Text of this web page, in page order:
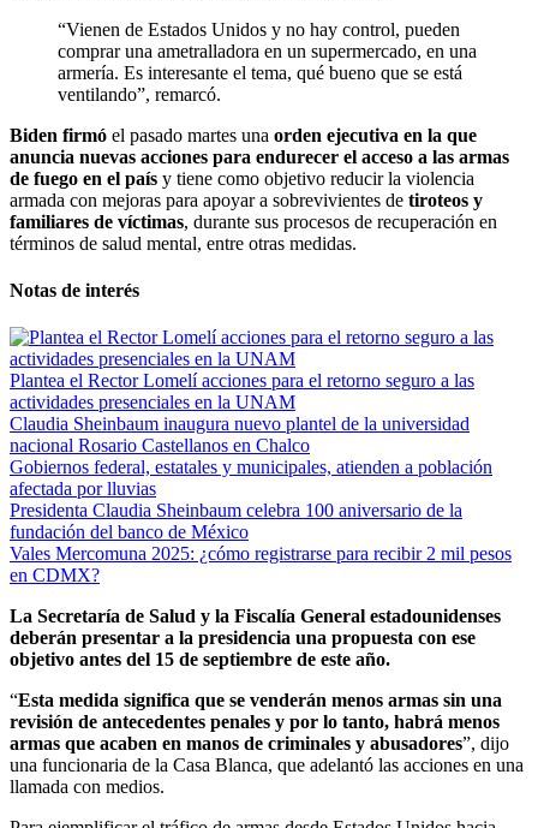
“Vienen de Estados Unidos y no hay control, pueden
comprar una ametralladora en un supermercado, en una
armería. Es interesante el tema, qué bueno que se está
ventilando”, remarcó.
Biden firmó el pasado martes una orden ejecutiva en la que
anuncia nuevas acciones para endurecer el acceso a las armas
de fuego en el país y tiene como objetivo reducir la violencia
armada con mejoras para apoyar a sobrevivientes de tiroteos y
familiares de víctimas, durante sus procesos de recuperación en
términos de salud mental, entre otras medidas.
Notas de interés
Plantea el Rector Lomelí acciones para el retorno seguro a las
actividades presenciales en la UNAM
Claudia Sheinbaum inaugura nuevo plantel de la universidad
nacional Rosario Castellanos en Chalco
Gobiernos federal, estatales y municipales, atienden a población
afectada por lluvias
Presidenta Claudia Sheinbaum celebra 100 aniversario de la
fundación del banco de México
Vales Mercomuna 2025: ¿cómo registrarse para recibir 2 mil pesos
en CDMX?
La Secretaría de Salud y la Fiscalía General estadounidenses
deberán presentar a la presidencia una propuesta con ese
objetivo antes del 15 de septiembre de este año.
“Esta medida significa que se venderán menos armas sin una
revisión de antecedentes penales y por lo tanto, habrá menos
armas que acaben en manos de criminales y abusadores”, dijo
una funcionaria de la Casa Blanca, que adelantó las acciones en una
llamada con medios.